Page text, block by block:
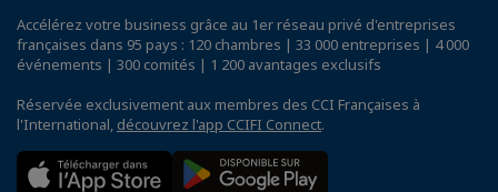
Accélérez votre business grâce au 1er réseau privé d'entreprises
françaises dans 95 pays : 120 chambres | 33 000 entreprises | 4 000
événements | 300 comités | 1 200 avantages exclusifs
Réservée exclusivement aux membres des CCI Françaises à
l'International, découvrez l'app CCIFI Connect.